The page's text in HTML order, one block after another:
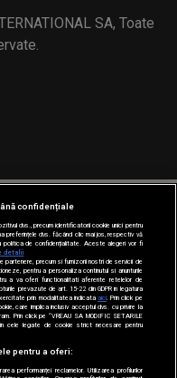
SA, Toate
confidențiale
dvs., precum identificatorii cookie unici pentru
preferințele dvs. făcând clic mai jos, respectiv vă
politica de confidențialitate. Aceste alegeri vor fi
detalii
precum si furnizorii nostri de servicii de
pentru a personaliza continutul si anunturile
a va oferi functionalitati aferente retelelor de
prevazute de art. 15-22 din GDPR in legatura
prin modalitatea indicataaici . Prin click pe
care implica inclusiv acceptul dvs. cu privire la
Prin click pe “VREAU SA MODIFIC SETARILE
cele legate de cookie strict necesare pentru
pentru a oferi:
performanței reclamelor. Utilizarea profilurilor